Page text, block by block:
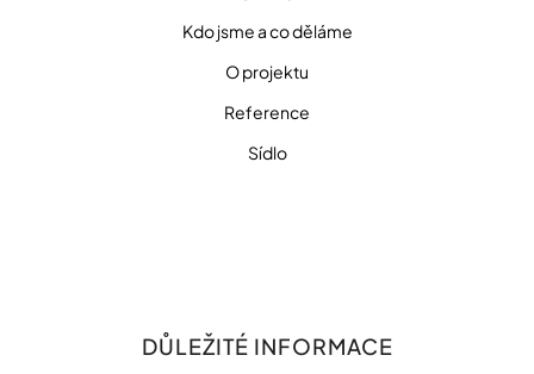
Kdo jsme a co děláme
O projektu
Reference
Sídlo
DŮLEŽITÉ INFORMACE